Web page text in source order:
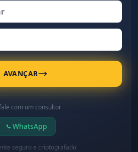
AVANÇAR
com um consultor
WhatsApp
seguro e criptografado